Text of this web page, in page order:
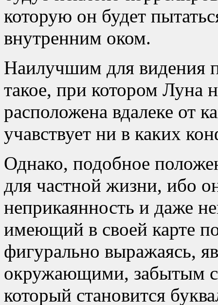
которую он будет
внутренним оком.
Наилучшим для видения
такое, при котором Луна
расположена вдалеке от
учавствует ни в каких
Однако, подобное
для частной жизни, ибо
неприкаянность и даже
имеющий в своей карте
фигурально выражаясь,
окружающими, забытым
который становится